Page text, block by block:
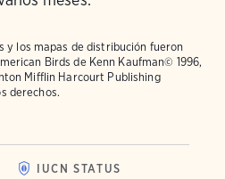
y los mapas de distribución fueron
Birds de Kenn Kaufman© 1996,
Mifflin Harcourt Publishing
derechos.
IUCN STATUS